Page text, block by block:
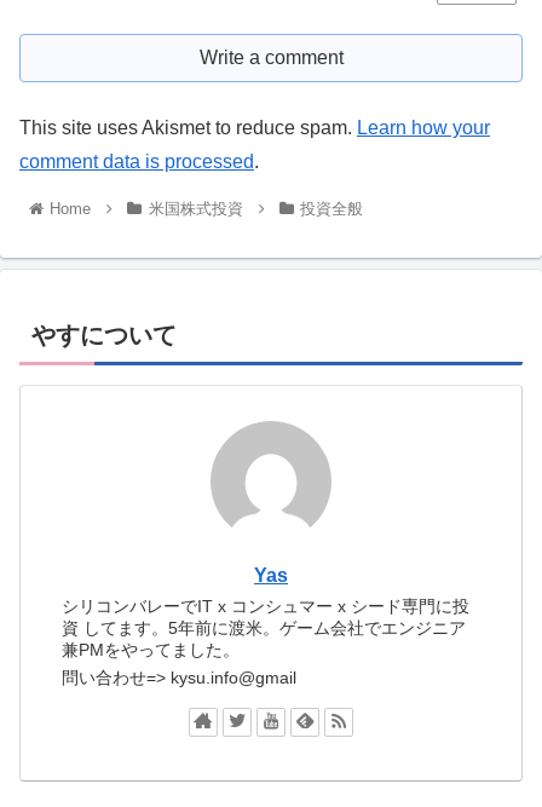
Write a comment
This site uses Akismet to reduce spam. Learn how your
comment data is processed.
Home 米国株式投資 投資全般
やすについて
Yas
シリコンバレーでIT x コンシュマー x シード専門に投
資 してます。5年前に渡米。ゲーム会社でエンジニア
兼PMをやってました。
問い合わせ=> kysu.info@gmail